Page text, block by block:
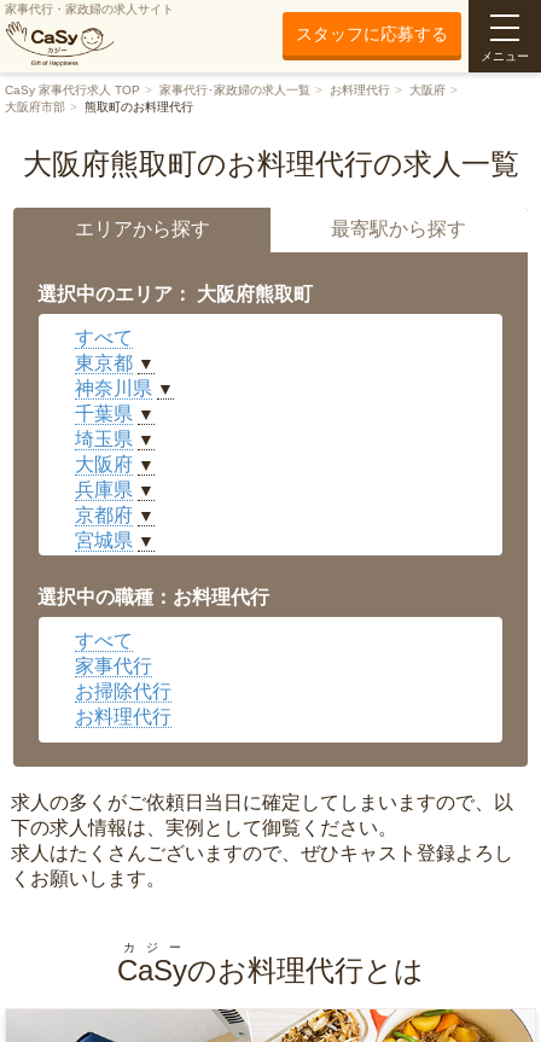
家事代行・家政婦の求人サイト
スタッフに応募する
メニュー
CaSy 家事代行求人 TOP 家事代行･家政婦の求人一覧 お料理代行
大阪府
大阪府市部
熊取町のお料理代行
大阪府熊取町のお料理代行の求人一覧
エリアから探す 最寄駅から探す
選択中のエリア： 大阪府熊取町
すべて
東京都 ▼
神奈川県 ▼
千葉県 ▼
埼玉県 ▼
大阪府 ▼
兵庫県 ▼
京都府 ▼
宮城県 ▼
福井県 ▼
岡山県 ▼
広島県
沖縄県 ▼
選択中の職種：お料理代行
すべて
家事代行
お掃除代行
お料理代行
求人の多くがご依頼日当日に確定してしまいますので、以
下の求人情報は、実例として御覧ください。
求人はたくさんございますので、ぜひキャスト登録よろし
くお願いします。
CaSy
カジー
のお料理代行とは